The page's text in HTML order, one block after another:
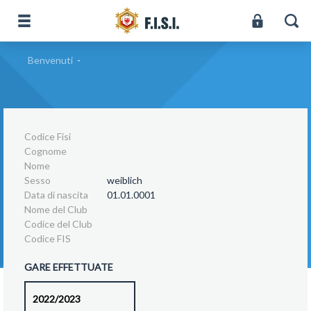
Benvenuti -
Codice Fisi
Cognome
Nome
Sesso
weiblich
Data di nascita
01.01.0001
Nome del Club
Codice del Club
Codice FIS
GARE EFFETTUATE